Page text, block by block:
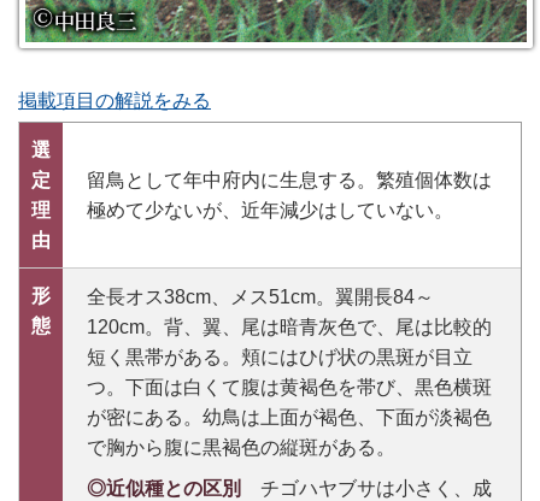
掲載項目の解説をみる
選
定
理
由
留鳥として年中府内に生息する。繁殖個体数は
極めて少ないが、近年減少はしていない。
形
態
全長オス38cm、メス51cm。翼開長84～
120cm。背、翼、尾は暗青灰色で、尾は比較的
短く黒帯がある。頬にはひげ状の黒斑が目立
つ。下面は白くて腹は黄褐色を帯び、黒色横斑
が密にある。幼鳥は上面が褐色、下面が淡褐色
で胸から腹に黒褐色の縦斑がある。
◎近似種との区別
チゴハヤブサは小さく、成